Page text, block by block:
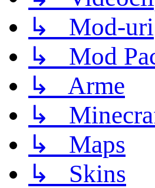
↳ Mod-uri
↳ Mod
↳ Arme
↳
↳ Maps
↳ Skins